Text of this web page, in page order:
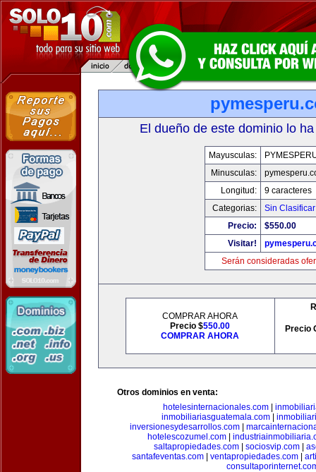
El dueño de este dominio lo
Mayusculas:
Minusculas:
Longitud:
9 caracteres
Categorias:
Sin Clasificar
Precio:
$550.00
Visitar!
Serán consideradas
COMPRAR AHORA
Precio $550.00
COMPRAR AHORA
Precio
Otros dominios en venta:
hotelesinternacionales.com|
inmobiliariasguatemala.com
inversionesydesarrollos.com|
hotelescozumel.com
saltapropiedades.com| sociosvip.com|
santafeventas.com| ventapropiedades.com|